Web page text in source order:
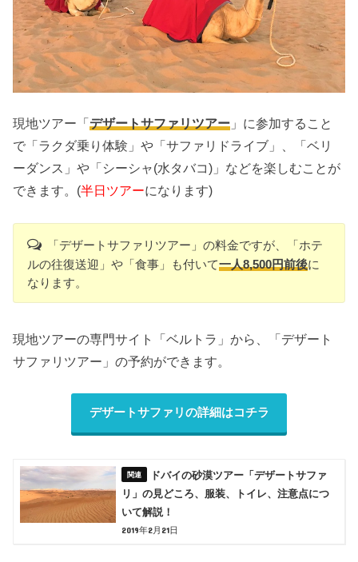
現地ツアー「デザートサファリツアー 」に参加すること
で「ラクダ乗り体験」や「サファリドライブ」、「ベリ
ーダンス」や「シーシャ(水タバコ)」などを楽しむことが
できます。(半日ツアーになります)
「デザートサファリツアー」の料金ですが、「ホテ
ルの往復送迎」や「食事」も付いて一人8,500円前後に
なります。
現地ツアーの専門サイト「ベルトラ」から、「デザート
サファリツアー」の予約ができます。
デザートサファリの詳細はコチラ
ドバイの砂漠ツアー「デザートサファ
リ」の見どころ、服装、トイレ、注意点につ
いて解説！
2019年2月21日